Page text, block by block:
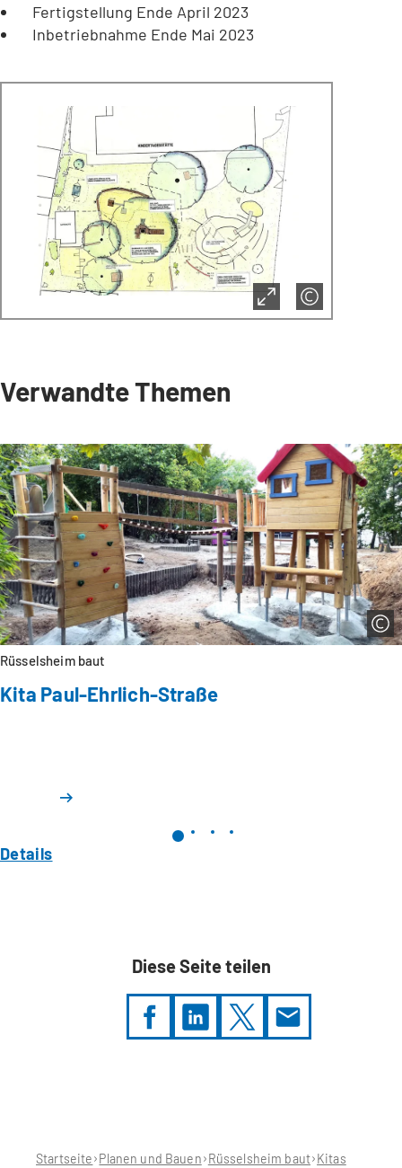
Fertigstellung Ende April 2023
Inbetriebnahme Ende Mai 2023
Verwandte Themen
Rüsselsheim baut
Kita Paul-Ehrlich-Straße
Details
Diese Seite teilen
hier:Startseite Planen und Bauen Rüsselsheim baut Kitas